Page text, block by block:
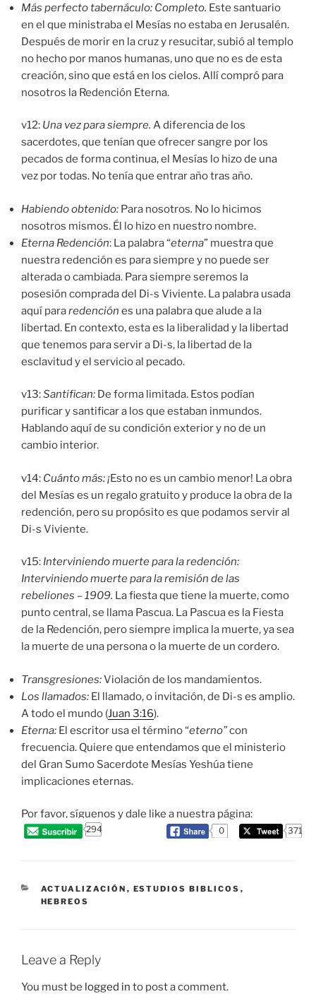
Más perfecto tabernáculo: Completo. Este santuario
en el que ministraba el Mesías no estaba en Jerusalén.
Después de morir en la cruz y resucitar, subió al templo
no hecho por manos humanas, uno que no es de esta
creación, sino que está en los cielos. Allí compró para
nosotros la Redención Eterna.
v12: Una vez para siempre. A diferencia de los
sacerdotes, que tenían que ofrecer sangre por los
pecados de forma continua, el Mesías lo hizo de una
vez por todas. No tenía que entrar año tras año.
Habiendo obtenido: Para nosotros. No lo hicimos
nosotros mismos. Él lo hizo en nuestro nombre.
Eterna Redención: La palabra “eterna” muestra que
nuestra redención es para siempre y no puede ser
alterada o cambiada. Para siempre seremos la
posesión comprada del Di-s Viviente. La palabra usada
aquí pararedención es una palabra que alude a la
libertad. En contexto, esta es la liberalidad y la libertad
que tenemos para servir a Di-s, la libertad de la
esclavitud y el servicio al pecado.
v13:Santifican: De forma limitada. Estos podían
purificar y santificar a los que estaban inmundos.
Hablando aquí de su condición exterior y no de un
cambio interior.
v14: Cuánto más: ¡Esto no es un cambio menor! La obra
del Mesías es un regalo gratuito y produce la obra de la
redención, pero su propósito es que podamos servir al
Di-s Viviente.
v15: Interviniendo muerte para la redención:
Interviniendo muerte para la remisión de las
rebeliones – 1909. La fiesta que tiene la muerte, como
punto central, se llama Pascua. La Pascua es la Fiesta
de la Redención, pero siempre implica la muerte, ya sea
la muerte de una persona o la muerte de un cordero.
Transgresiones:Violación de los mandamientos.
Los llamados: El llamado, o invitación, de Di-s es amplio.
A todo el mundo (Juan 3:16).
Eterna: El escritor usa el término “eterno”con
frecuencia. Quiere que entendamos que el ministerio
del Gran Sumo Sacerdote Mesías Yeshúa tiene
implicaciones eternas.
Por favor, síguenos y dale like a nuestra página:
294 0 371
CATEGORIES
ACTUALIZACIÓN , ESTUDIOS BIBLICOS ,
HEBREOS
Leave a Reply
You must be logged in to post a comment.